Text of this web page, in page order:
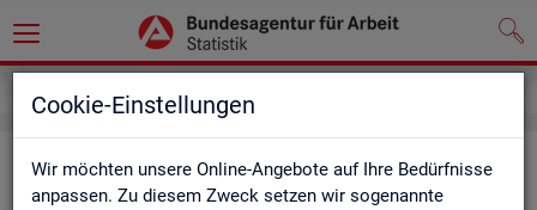
Cookie-Einstellungen
Wir möchten unsere Online-Angebote auf Ihre Bedürfnisse
anpassen. Zu diesem Zweck setzen wir sogenannte
Sta­tis­ti­ken nach Re­gio­nen